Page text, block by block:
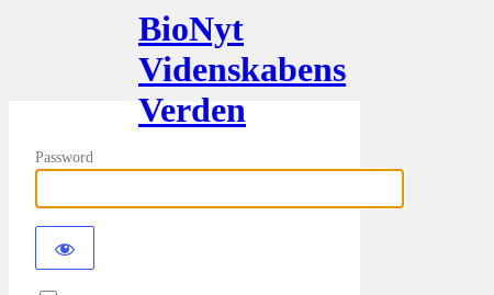
BioNyt
Videnskabens
Verden
Password